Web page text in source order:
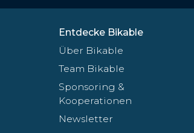
Entdecke Bikable
Über Bikable
Team Bikable
Sponsoring &
Kooperationen
Newsletter